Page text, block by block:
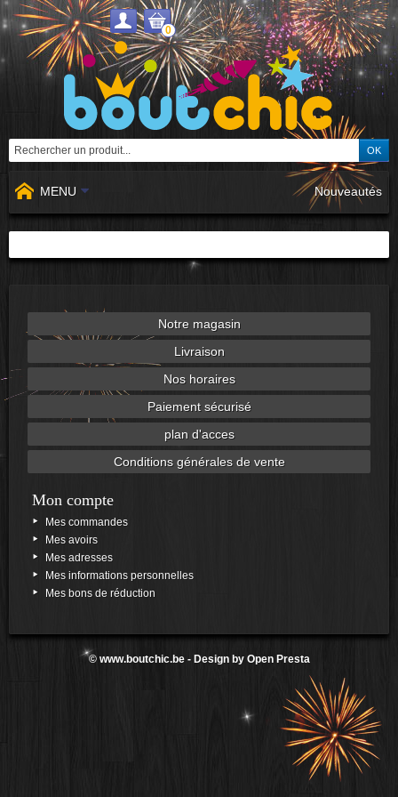
0
MENU Nouveautés
Notre magasin
Livraison
Nos horaires
Paiement sécurisé
plan d'acces
Conditions générales de vente
Mon compte
Mes commandes
Mes avoirs
Mes adresses
Mes informations personnelles
Mes bons de réduction
© www.boutchic.be- Design by Open Presta